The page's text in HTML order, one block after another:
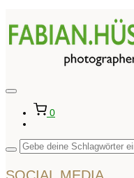
Seitenleiste
Navigation
umschalten
0